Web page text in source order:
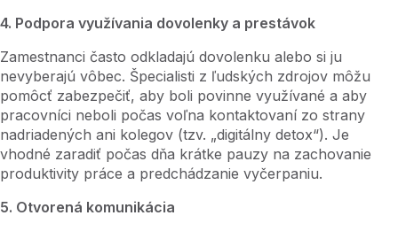
4. Podpora využívania dovolenky a prestávok
Zamestnanci často odkladajú dovolenku alebo si ju
nevyberajú vôbec. Špecialisti z ľudských zdrojov môžu
pomôcť zabezpečiť, aby boli povinne využívané a aby
pracovníci neboli počas voľna kontaktovaní zo strany
nadriadených ani kolegov (tzv. „digitálny detox“). Je
vhodné zaradiť počas dňa krátke pauzy na zachovanie
produktivity práce a predchádzanie vyčerpaniu.
5. Otvorená komunikácia